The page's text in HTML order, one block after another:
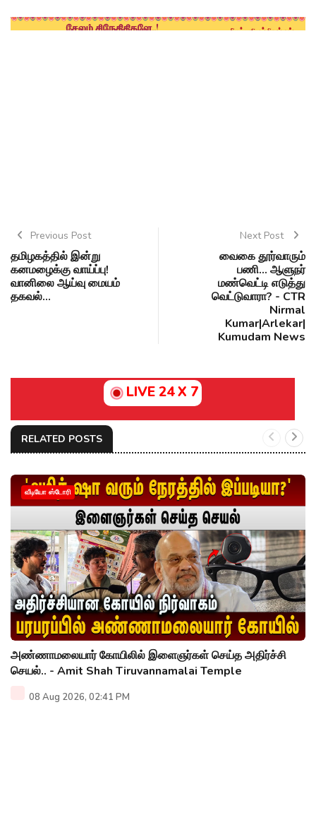
Previous Post
தமிழகத்தில் இன்று
கனமழைக்கு வாய்ப்பு!
வானிலை ஆய்வு மையம்
தகவல்...
Next Post
வைகை தூர்வாரும்
பணி... ஆளுநர்
மண்வெட்டி எடுத்து
வெட்டுவாரா? - CTR
Nirmal
Kumar|Arlekar|
Kumudam News
LIVE 24 X 7
RELATED POSTS
வீடியோ ஸ்டோரி
அண்ணாமலையார் கோயிலில் இளைஞர்கள் செய்த அதிர்ச்சி
செயல்.. - Amit Shah Tiruvannamalai Temple
08 Aug 2026, 02:41 PM